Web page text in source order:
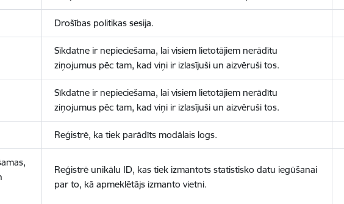
Drošības politikas sesija.
Sīkdatne ir nepieciešama, lai visiem lietotājiem nerādītu
ziņojumus pēc tam, kad viņi ir izlasījuši un aizvēruši tos.
Sīkdatne ir nepieciešama, lai visiem lietotājiem nerādītu
ziņojumus pēc tam, kad viņi ir izlasījuši un aizvēruši tos.
Reģistrē, ka tiek parādīts modālais logs.
Reģistrē unikālu ID, kas tiek izmantots statistisko datu iegūšanai
par to, kā apmeklētājs izmanto vietni.